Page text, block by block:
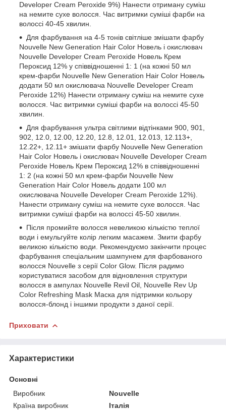
Developer Cream Peroxide 9%) Нанести отриману суміш
на немите сухе волосся. Час витримки суміші фарби на
волоссі 40-45 хвилин.
Для фарбування на 4-5 тонів світліше змішати фарбу
Nouvelle New Generation Hair Color Новель і окислювач
Nouvelle Developer Cream Peroxide Новель Крем
Пероксид 12% у співвідношенні 1: 1 (на кожні 50 мл
крем-фарби Nouvelle New Generation Hair Color Новель
додати 50 мл окислювача Nouvelle Developer Cream
Peroxide 12%) Нанести отриману суміш на немите сухе
волосся. Час витримки суміші фарби на волоссі 45-50
хвилин.
Для фарбування ультра світлими відтінками 900, 901,
902, 12.0, 12.00, 12.20, 12.8, 12.01, 12.013, 12.113+,
12.22+, 12.11+ змішати фарбу Nouvelle New Generation
Hair Color Новель і окислювач Nouvelle Developer Cream
Peroxide Новель Крем Пероксид 12% в співвідношенні
1: 2 (на кожні 50 мл крем-фарби Nouvelle New
Generation Hair Color Новель додати 100 мл
окислювача Nouvelle Developer Cream Peroxide 12%).
Нанести отриману суміш на немите сухе волосся. Час
витримки суміші фарби на волоссі 45-50 хвилин.
Після промийте волосся невеликою кількістю теплої
води і емульгуйте колір легким масажем. Змити фарбу
великою кількістю води. Рекомендуємо закінчити процес
фарбування спеціальним шампунем для фарбованого
волосся Nouvelle з серії Color Glow. Після радимо
користуватися засобом для відновлення структури
волосся в ампулах Nouvelle Revil Oil, Nouvelle Rev Up
Color Refreshing Mask Маска для підтримки кольору
волосся-блонд і іншими продукти з даної серії.
Приховати
Характеристики
Основні
Виробник
Nouvelle
Країна виробник
Італія